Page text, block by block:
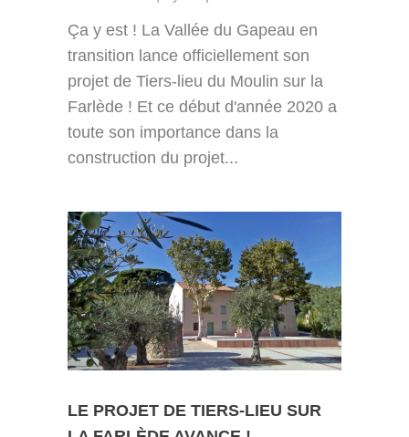
Ça y est ! La Vallée du Gapeau en
transition lance officiellement son
projet de Tiers-lieu du Moulin sur la
Farlède ! Et ce début d'année 2020 a
toute son importance dans la
construction du projet...
LE PROJET DE TIERS-LIEU SUR